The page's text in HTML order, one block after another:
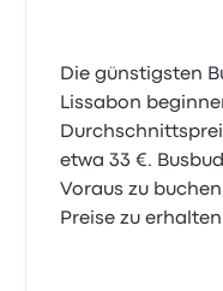
Die günstigsten
Lissabon
etwa 33 €.
Voraus zu
Preise zu